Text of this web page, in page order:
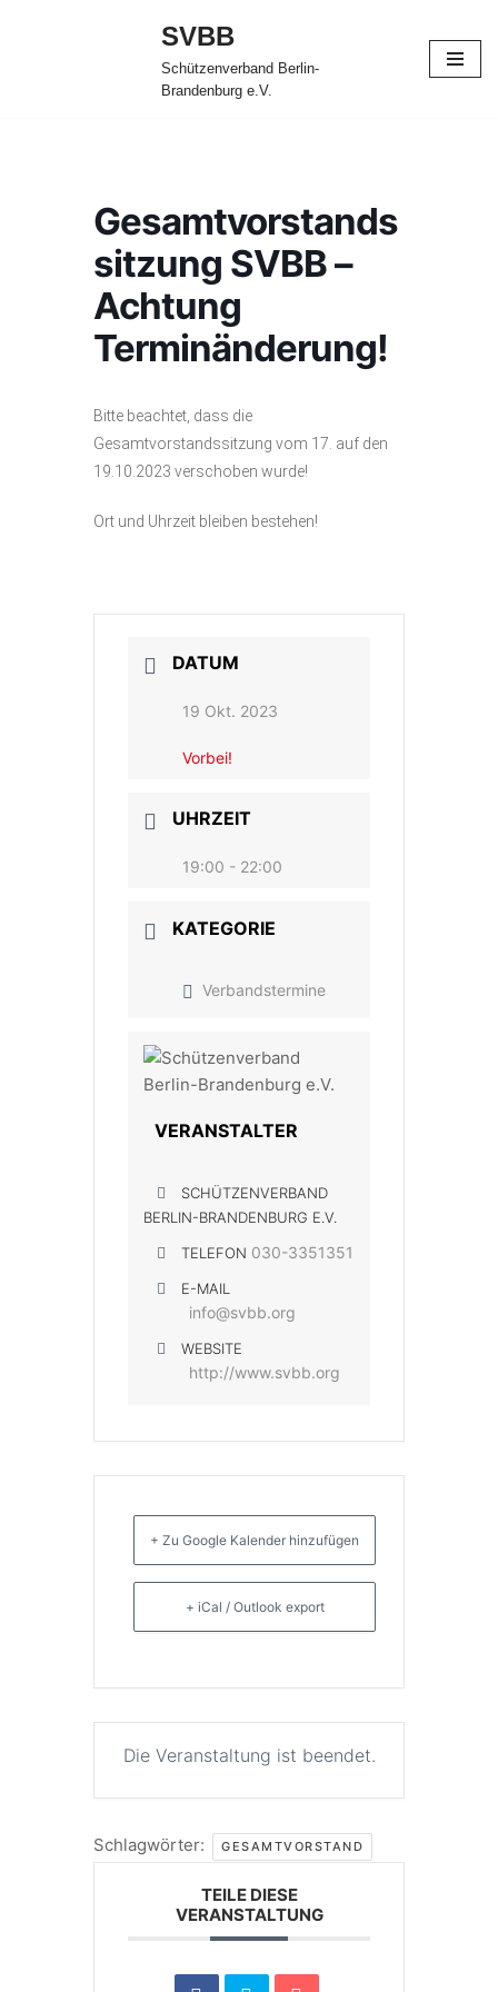
SVBB
Schützenverband Berlin-
Brandenburg e.V.
Gesamtvorstands
sitzung SVBB –
Achtung
Terminänderung!
Bitte beachtet, dass die
Gesamtvorstandssitzung vom 17. auf den
19.10.2023 verschoben wurde!
Ort und Uhrzeit bleiben bestehen!
DATUM
19 Okt. 2023
Vorbei!
UHRZEIT
19:00 - 22:00
KATEGORIE
Verbandstermine
VERANSTALTER
SCHÜTZENVERBAND
BERLIN-BRANDENBURG E.V.
TELEFON 030-3351351
E-MAIL
info@svbb.org
WEBSITE
http://www.svbb.org
+ Zu Google Kalender hinzufügen
+ iCal / Outlook export
Die Veranstaltung ist beendet.
Schlagwörter: GESAMTVORSTAND
TEILE DIESE
VERANSTALTUNG